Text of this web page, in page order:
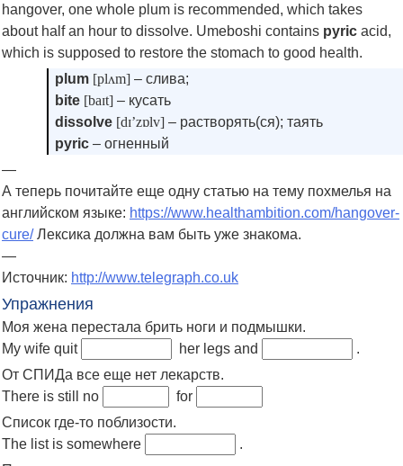
hangover, one whole plum is recommended, which takes
about half an hour to dissolve. Umeboshi contains pyric acid,
which is supposed to restore the stomach to good health.
plum [plʌm] – слива;
bite [baɪt] – кусать
dissolve [dɪ’zɒlv] – растворять(ся); таять
pyric – огненный
—
А теперь почитайте еще одну статью на тему похмелья на
английском языке: https://www.healthambition.com/hangover-
cure/Лексика должна вам быть уже знакома.
—
Источник: http://www.telegraph.co.uk
Упражнения
Моя жена перестала брить ноги и подмышки.
My wife quit
her legs and
.
От СПИДа все еще нет лекарств.
There is still no
for
Список где-то поблизости.
The list is somewhere
.